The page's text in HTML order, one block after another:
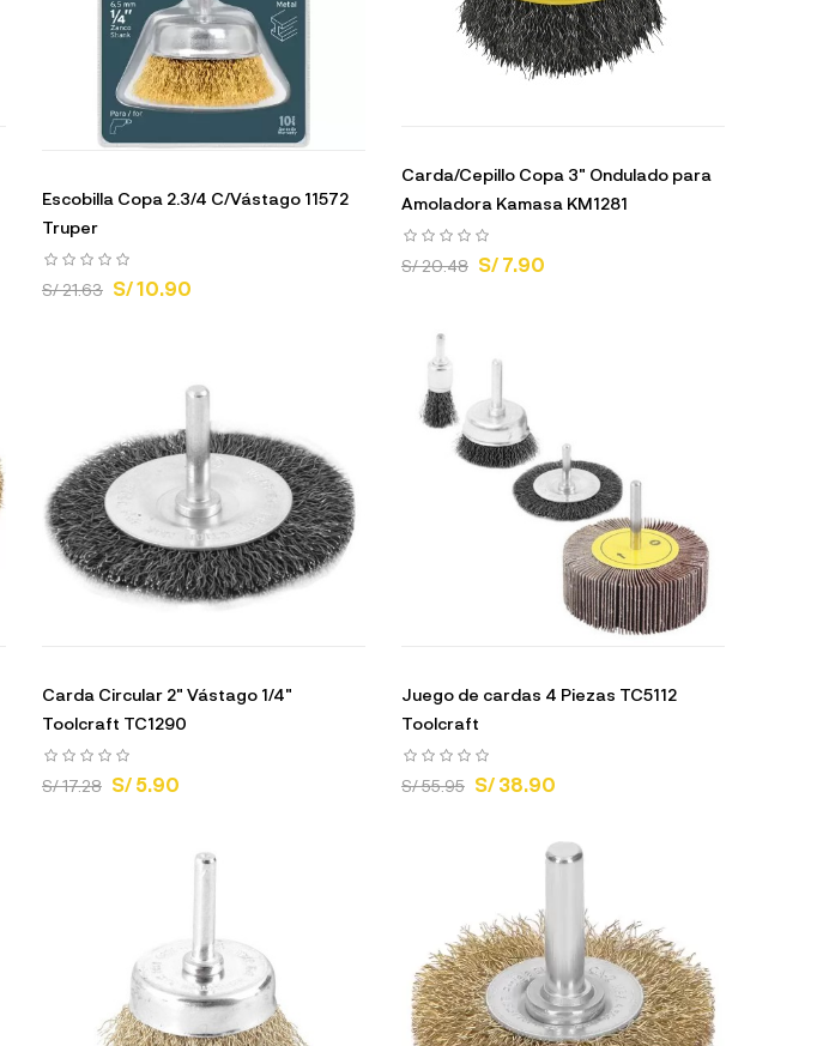
Escobilla Copa 2.3/4 C/Vástago 11572
Truper
S/ 21.63 S/ 10.90
Carda/Cepillo Copa 3" Ondulado para
Amoladora Kamasa KM1281
S/ 20.48 S/ 7.90
Carda Circular 2" Vástago 1/4"
Toolcraft TC1290
S/ 17.28 S/ 5.90
Juego de cardas 4 Piezas TC5112
Toolcraft
S/ 55.95 S/ 38.90